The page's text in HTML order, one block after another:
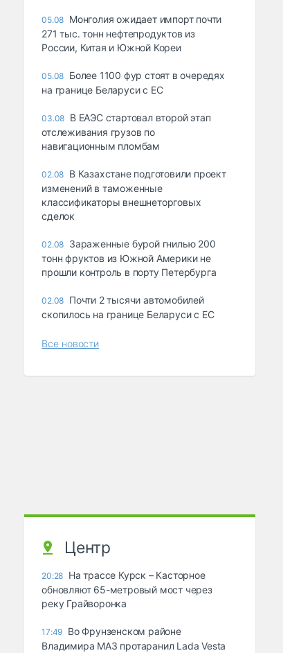
05.08 Монголия ожидает импорт почти
271 тыс. тонн нефтепродуктов из
России, Китая и Южной Кореи
05.08 Более 1100 фур стоят в очередях
на границе Беларуси с ЕС
03.08 В ЕАЭС стартовал второй этап
отслеживания грузов по
навигационным пломбам
02.08 В Казахстане подготовили проект
изменений в таможенные
классификаторы внешнеторговых
сделок
02.08 Зараженные бурой гнилью 200
тонн фруктов из Южной Америки не
прошли контроль в порту Петербурга
02.08 Почти 2 тысячи автомобилей
скопилось на границе Беларуси с ЕС
Все новости
Центр
20:28 На трассе Курск – Касторное
обновляют 65-метровый мост через
реку Грайворонка
17:49 Во Фрунзенском районе
Владимира МАЗ протаранил Lada Vesta